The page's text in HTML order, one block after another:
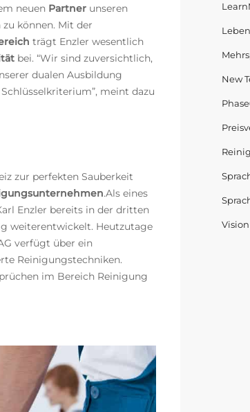
neuen Partner unseren
zu können. Mit der
trägt Enzler wesentlich
bei. “Wir sind zuversichtlich,
dualen Ausbildung
meint dazu
zur perfekten Sauberkeit
.Als eines
Enzler bereits in der dritten
weiterentwickelt. Heutzutage
verfügt über ein
Reinigungstechniken.
im Bereich Reinigung
New